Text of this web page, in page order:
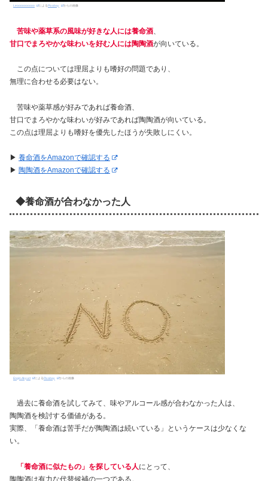
Leoooooooooo によるPixabay からの画像
苦味や薬草系の風味が好きな人には養命酒
甘口でまろやかな味わいを好む人には陶陶酒が向いている。
この点については理屈よりも嗜好の問題であり、
無理に合わせる必要はない。
苦味や薬草感が好みであれば養命酒、
甘口でまろやかな味わいが好みであれば陶陶酒が向いている。
この点は理屈よりも嗜好を優先したほうが失敗しにくい。
▶︎ 養命酒をAmazonで確認する
▶︎ 陶陶酒をAmazonで確認する
◆養命酒が合わなかった人
Engin Akyurt によるPixabay からの画像
過去に養命酒を試してみて、味やアルコール感が合わなかった人は、
陶陶酒を検討する価値がある。
実際、「養命酒は苦手だが陶陶酒は続いている」というケースは少なくな
い。
「養命酒に似たもの」を探している人にとって、
陶陶酒は有力な代替候補の一つである。